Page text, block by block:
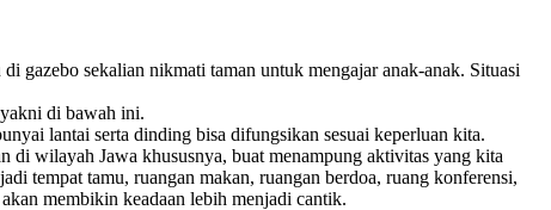
gazebo sekalian nikmati taman untuk mengajar anak-anak. Situasi
di bawah ini.
lantai serta dinding bisa difungsikan sesuai keperluan kita.
di wilayah Jawa khususnya, buat menampung aktivitas yang kita
tempat tamu, ruangan makan, ruangan berdoa, ruang konferensi,
membikin keadaan lebih menjadi cantik.